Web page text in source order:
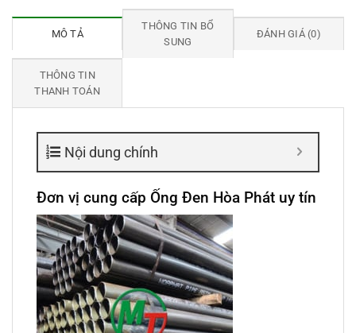
MÔ TẢ
THÔNG TIN BỔ
SUNG
ĐÁNH GIÁ (0)
THÔNG TIN
THANH TOÁN
Nội dung chính
Đơn vị cung cấp Ống Đen Hòa Phát uy tín